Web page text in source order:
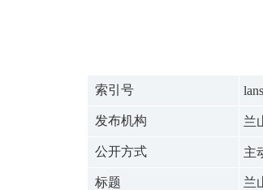
索引号
发布机构 兰
公开方式 主
标题 兰